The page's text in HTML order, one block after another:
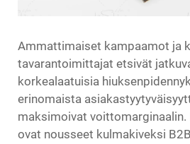
Ammattimaiset kampaamot ja
tavarantoimittajat etsivät
korkealaatuisia
erinomaista
maksimoivat voittomarginaalin.
ovat nousseet kulmakiveksi